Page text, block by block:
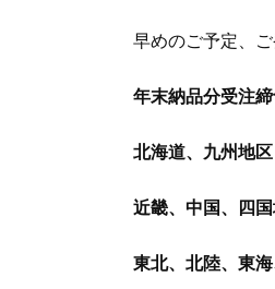
早めのご予定、
年末納品分受注締
北海道、
近畿、中国
東北、北陸、東